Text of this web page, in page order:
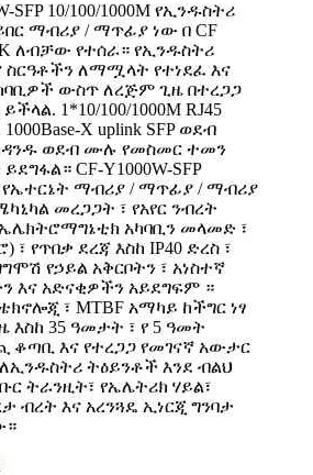
SFP 10/100/1000M የኢንዱስትሪ
ማብሪያ / ማጥፊያ ነው በ CF
ለብቻው የተሰራ። የኢንዱስትሪ
ስርዓቶችን ለማሟላት የተነደፈ እና
ውስጥ ለረጅም ጊዜ በተረጋጋ
1*10/100/1000M RJ45
X uplink SFP ወደብ
ወደብ ሙሉ የመስመር ተመን
CF-Y1000W-SFP
የኤተርኔት ማብሪያ / ማጥፊያ / ማብሪያ
መረጋጋት ፣ የአየር ንብረት
አካባቢን መላመድ ፣
የጥበቃ ደረጃ እስከ IP40 ድረስ ፣
የኃይል አቅርቦትን ፣ አነስተኛ
እና አድናቂዎችን አይደግፍም ።
፣ MTBF አማካይ ከችግር ነፃ
እስከ 35 ዓመታት ፣ የ 5 ዓመት
ቆጣቢ እና የተረጋጋ የመገናኛ አውታር
ትዕይንቶች እንደ ብልህ
ትራንዚት፣ የኤሌትሪክ ሃይል፣
ብረት እና አረንጓዴ ኢነርጂ ግንባታ